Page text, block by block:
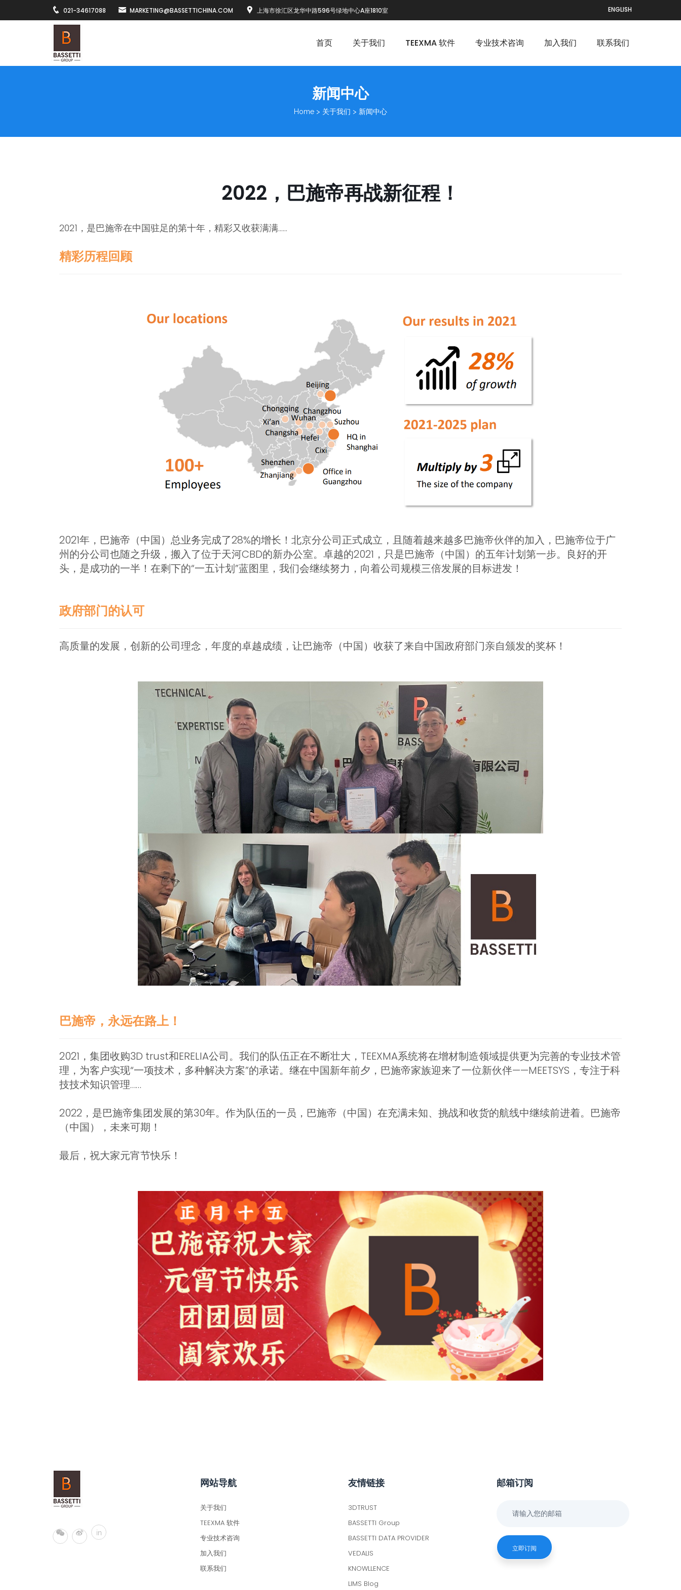
021-34617088 MARKETING@BASSETTICHINA.COM 上海市徐汇区龙华中路596号绿地中心A座1810室 ENGLISH
首页 关于我们 TEEXMA 软件 专业技术咨询 加入我们 联系我们
新闻中心
Home > 关于我们 > 新闻中心
2022，巴施帝再战新征程！
2021，是巴施帝在中国驻足的第十年，精彩又收获满满……
精彩历程回顾
2021年，巴施帝（中国）总业务完成了28%的增长！北京分公司正式成立，且随着越来越多巴施帝伙伴的加入，巴施帝位于广
州的分公司也随之升级，搬入了位于天河CBD的新办公室。卓越的2021，只是巴施帝（中国）的五年计划第一步。良好的开
头，是成功的一半！在剩下的“一五计划”蓝图里，我们会继续努力，向着公司规模三倍发展的目标进发！
政府部门的认可
高质量的发展，创新的公司理念，年度的卓越成绩，让巴施帝（中国）收获了来自中国政府部门亲自颁发的奖杯！
巴施帝，永远在路上！
2021，集团收购3D trust和ERELIA公司。我们的队伍正在不断壮大，TEEXMA系统将在增材制造领域提供更为完善的专业技术管
理，为客户实现“一项技术，多种解决方案”的承诺。继在中国新年前夕，巴施帝家族迎来了一位新伙伴——MEETSYS，专注于科
技技术知识管理……
2022，是巴施帝集团发展的第30年。作为队伍的一员，巴施帝（中国）在充满未知、挑战和收货的航线中继续前进着。巴施帝
（中国），未来可期！
最后，祝大家元宵节快乐！
in
网站导航
关于我们
TEEXMA 软件
专业技术咨询
加入我们
联系我们
友情链接
3DTRUST
BASSETTI Group
BASSETTI DATA PROVIDER
VEDALIS
KNOWLLENCE
LIMS Blog
邮箱订阅
立即订阅